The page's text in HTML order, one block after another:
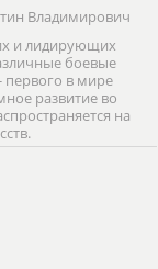
Владимирович
и лидирующих
боевые
первого в мире
развитие во
на